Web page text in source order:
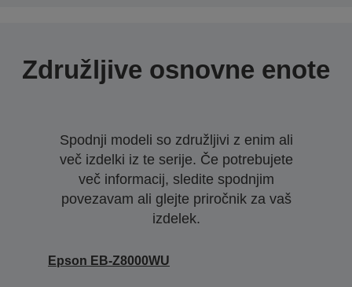
Združljive osnovne enote
Spodnji modeli so združljivi z enim ali
več izdelki iz te serije. Če potrebujete
več informacij, sledite spodnjim
povezavam ali glejte priročnik za vaš
izdelek.
Epson EB-Z8000WU